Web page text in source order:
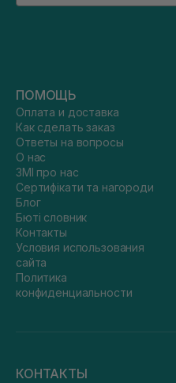
ПОМОЩЬ
Оплата и доставка
Как сделать заказ
Ответы на вопросы
О нас
ЗМІ про нас
Сертифікати та нагороди
Блог
Бюті словник
Контакты
Условия использования
сайта
Политика
конфиденциальности
КОНТАКТЫ